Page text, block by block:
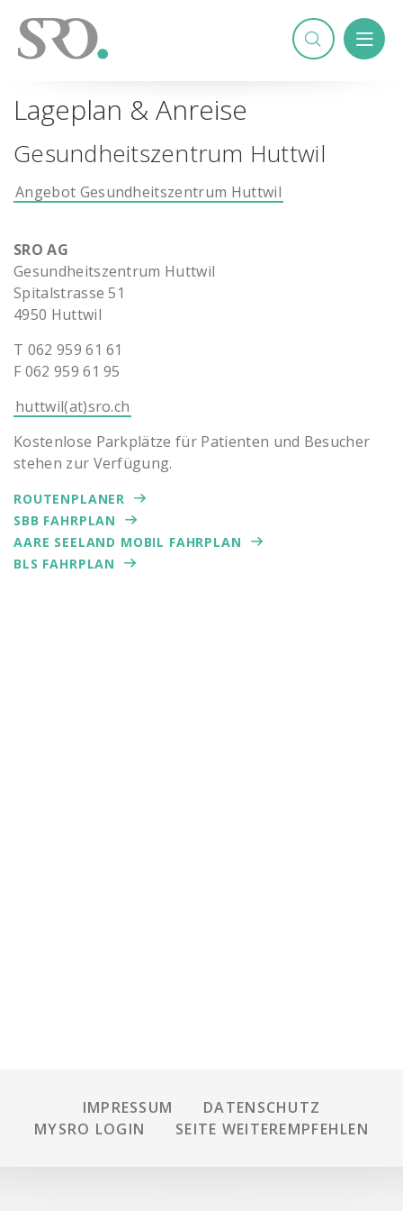
Lageplan & Anreise
Gesundheitszentrum Huttwil
Angebot Gesundheitszentrum Huttwil
SRO AG
Gesundheitszentrum Huttwil
Spitalstrasse 51
4950 Huttwil
T 062 959 61 61
F 062 959 61 95
huttwil(at)sro.ch
Kostenlose Parkplätze für Patienten und Besucher
stehen zur Verfügung.
ROUTENPLANER
SBB FAHRPLAN
AARE SEELAND MOBIL FAHRPLAN
BLS FAHRPLAN
IMPRESSUM
DATENSCHUTZ
MYSRO LOGIN
SEITE WEITEREMPFEHLEN